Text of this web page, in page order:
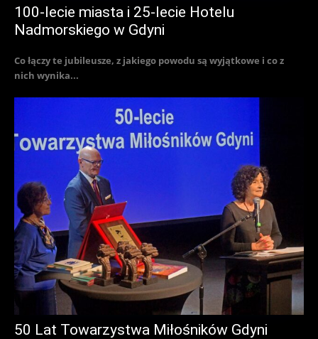
100-lecie miasta i 25-lecie Hotelu
Nadmorskiego w Gdyni
Co łączy te jubileusze, z jakiego powodu są wyjątkowe i co z
nich wynika...
50 Lat Towarzystwa Miłośników Gdyni